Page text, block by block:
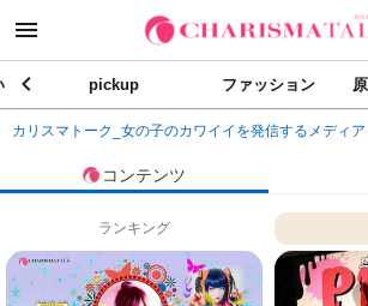
pickup ファッション
カリスマトーク_女の子のカワイイを発信するメディア
コンテンツ
ランキング